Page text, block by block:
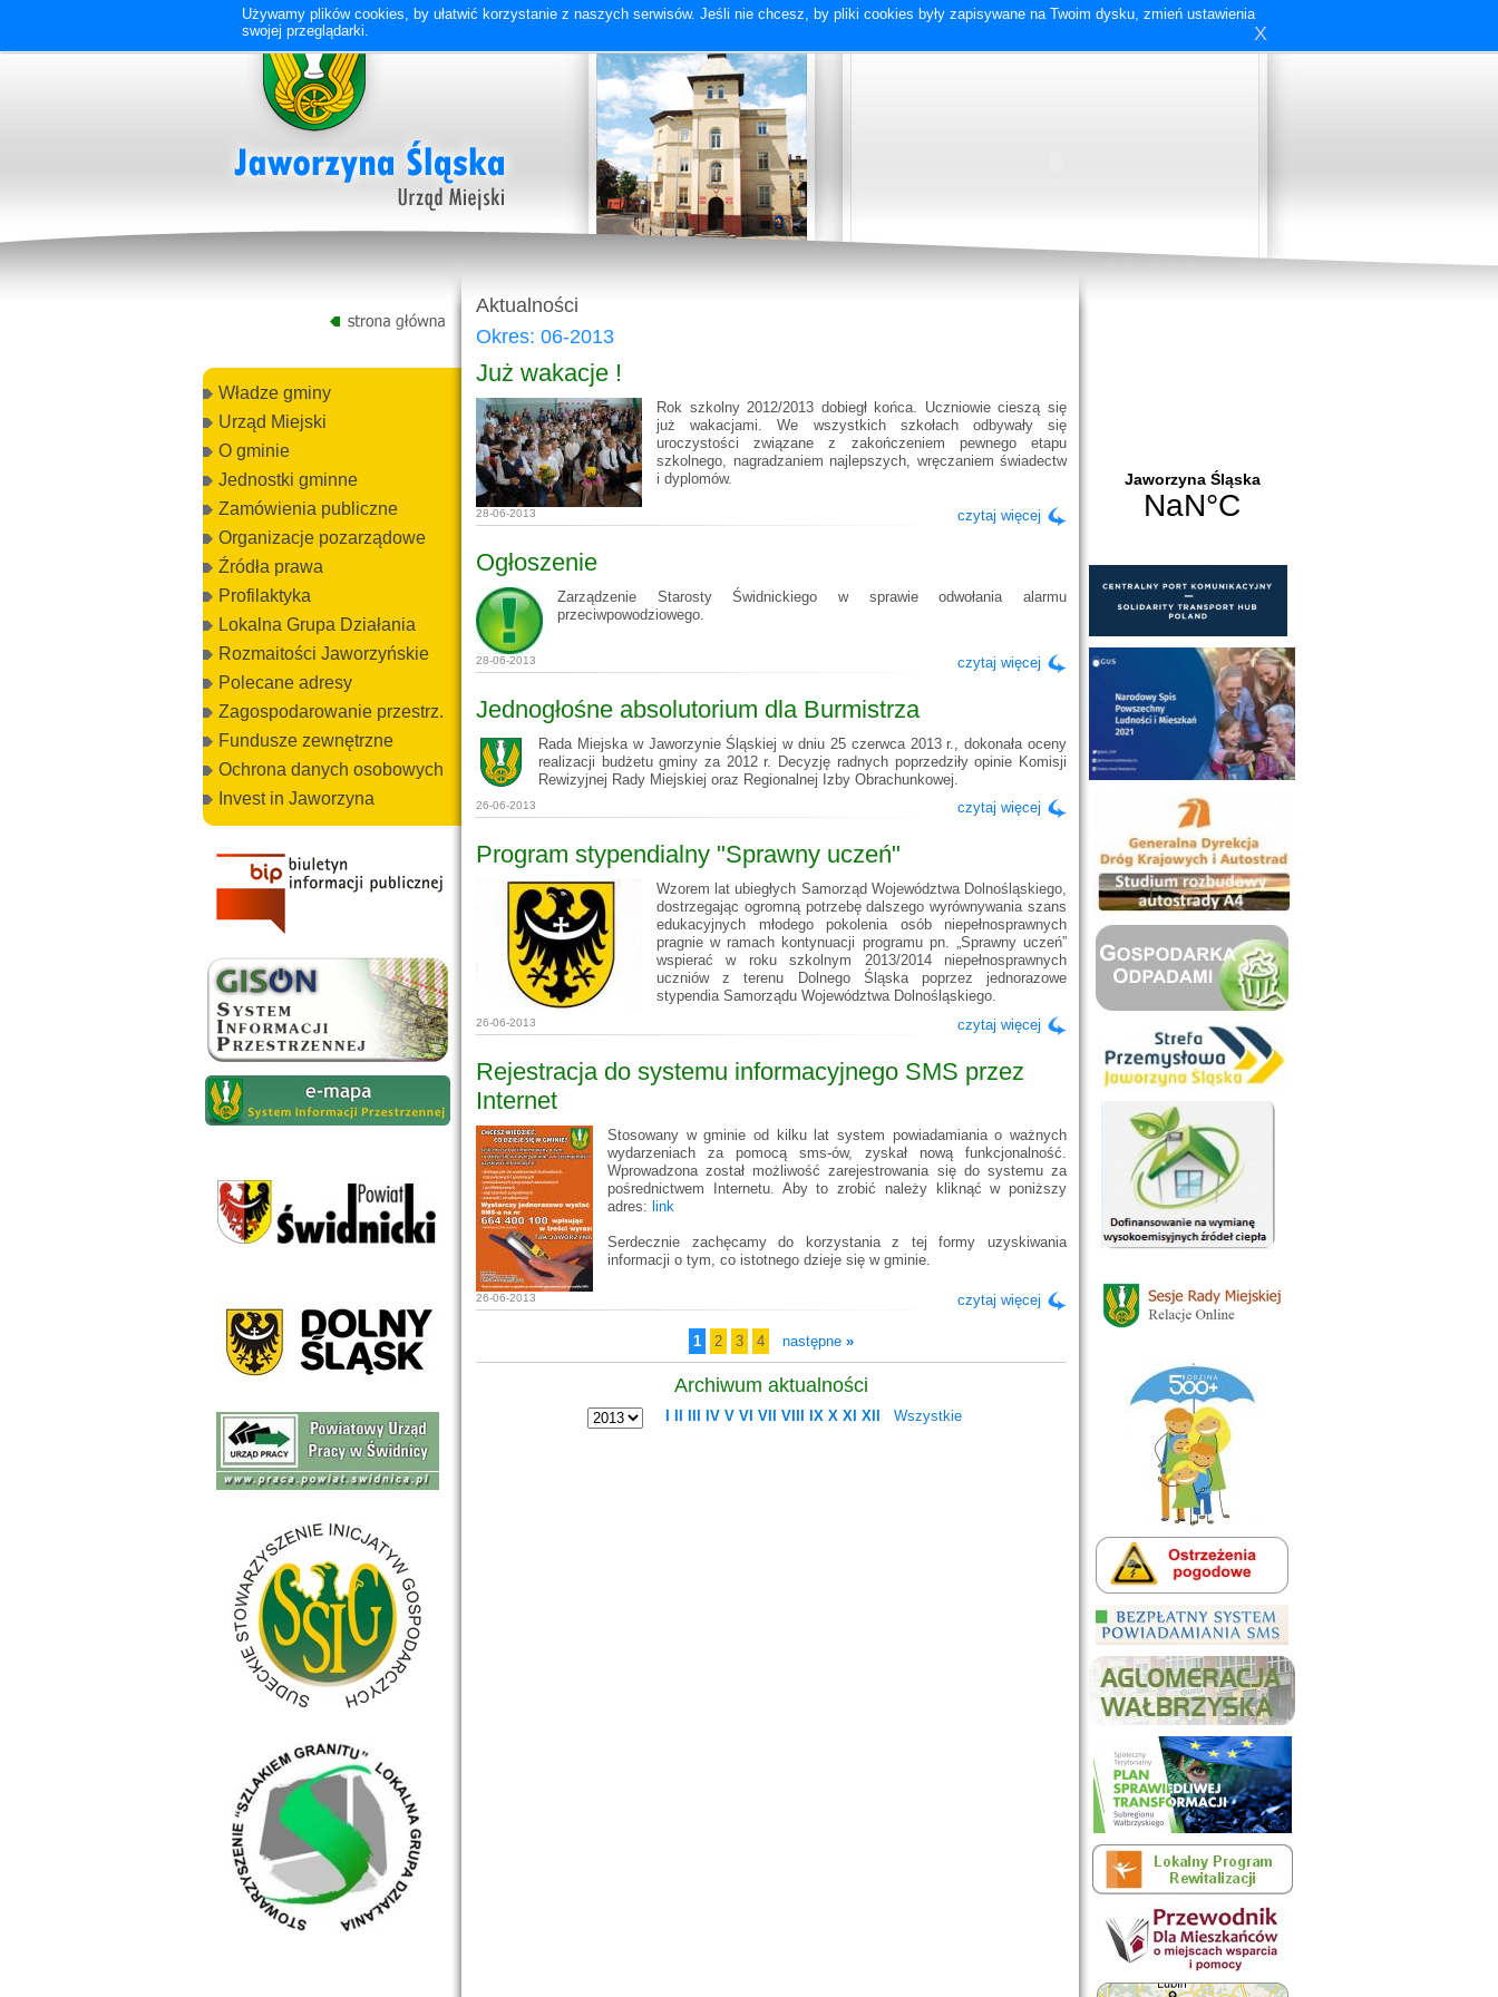
Władze gminy
Urząd Miejski
O gminie
Jednostki gminne
Zamówienia publiczne
Organizacje pozarządowe
Źródła prawa
Profilaktyka
Lokalna Grupa Działania
Rozmaitości Jaworzyńskie
Polecane adresy
Zagospodarowanie przestrz.
Fundusze zewnętrzne
Ochrona danych osobowych
Invest in Jaworzyna
Aktualności
Okres: 06-2013
Już wakacje !
Rok szkolny 2012/2013 dobiegł końca. Uczniowie cieszą się
już wakacjami. We wszystkich szkołach odbywały się
uroczystości związane z zakończeniem pewnego etapu
szkolnego, nagradzaniem najlepszych, wręczaniem świadectw
i dyplomów.
28-06-2013 czytaj więcej
Ogłoszenie
Zarządzenie Starosty Świdnickiego w sprawie odwołania alarmu
przeciwpowodziowego.
28-06-2013 czytaj więcej
Jednogłośne absolutorium dla Burmistrza
Rada Miejska w Jaworzynie Śląskiej w dniu 25 czerwca 2013 r., dokonała oceny
realizacji budżetu gminy za 2012 r. Decyzję radnych poprzedziły opinie Komisji
Rewizyjnej Rady Miejskiej oraz Regionalnej Izby Obrachunkowej.
26-06-2013 czytaj więcej
Program stypendialny "Sprawny uczeń"
Wzorem lat ubiegłych Samorząd Województwa Dolnośląskiego,
dostrzegając ogromną potrzebę dalszego wyrównywania szans
edukacyjnych młodego pokolenia osób niepełnosprawnych
pragnie w ramach kontynuacji programu pn. „Sprawny uczeń”
wspierać w roku szkolnym 2013/2014 niepełnosprawnych
uczniów z terenu Dolnego Śląska poprzez jednorazowe
stypendia Samorządu Województwa Dolnośląskiego.
26-06-2013 czytaj więcej
Rejestracja do systemu informacyjnego SMS przez
Internet
Stosowany w gminie od kilku lat system powiadamiania o ważnych
wydarzeniach za pomocą sms-ów, zyskał nową funkcjonalność.
Wprowadzona został możliwość zarejestrowania się do systemu za
pośrednictwem Internetu. Aby to zrobić należy kliknąć w poniższy
adres: link
Serdecznie zachęcamy do korzystania z tej formy uzyskiwania
informacji o tym, co istotnego dzieje się w gminie.
26-06-2013 czytaj więcej
1 2 3 4 następne »
Archiwum aktualności
IV V VI VII VIII IX X XI XII Wszystkie
Używamy plików cookies, by ułatwić korzystanie z naszych serwisów. Jeśli nie chcesz, by pliki cookies były zapisywane na Twoim dysku, zmień ustawienia
swojej przeglądarki.
X